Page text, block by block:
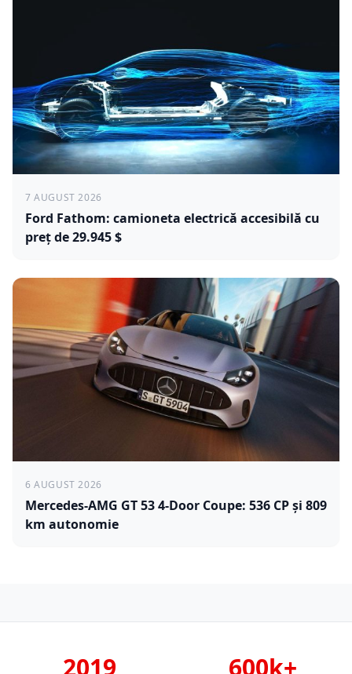
7 AUGUST 2026
Ford Fathom: camioneta electrică accesibilă cu
preț de 29.945 $
6 AUGUST 2026
Mercedes-AMG GT 53 4-Door Coupe: 536 CP și 809
km autonomie
2019 600k+